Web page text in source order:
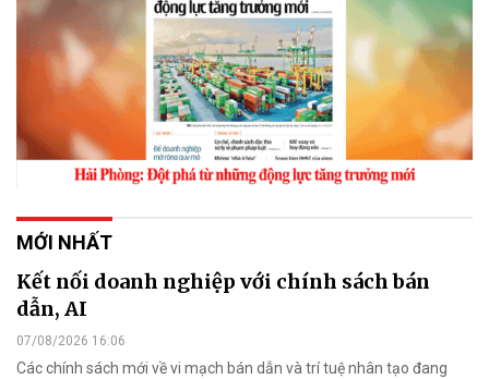
MỚI NHẤT
Kết nối doanh nghiệp với chính sách bán
dẫn, AI
07/08/2026 16:06
Các chính sách mới về vi mạch bán dẫn và trí tuệ nhân tạo đang